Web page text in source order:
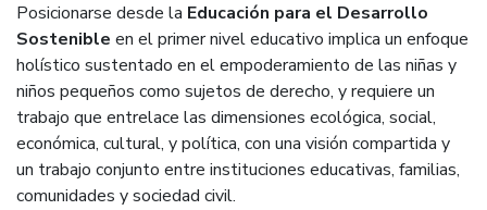
Posicionarse desde la Educación para el Desarrollo
Sostenible en el primer nivel educativo implica un enfoque
holístico sustentado en el empoderamiento de las niñas y
niños pequeños como sujetos de derecho, y requiere un
trabajo que entrelace las dimensiones ecológica, social,
económica, cultural, y política, con una visión compartida y
un trabajo conjunto entre instituciones educativas, familias,
comunidades y sociedad civil.